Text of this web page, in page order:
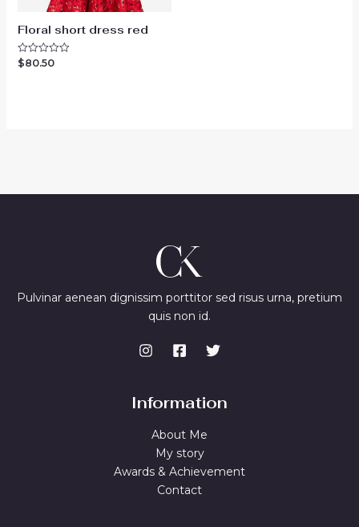
Floral short dress red
Rated
$80.50
Pulvinar aenean dignissim porttitor sed risus urna, pretium
quis non id.
Information
About Me
My story
Awards & Achievement
Contact